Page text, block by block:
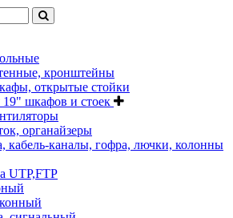
кронштейны
открытые стойки
19" шкафов и стоек
органайзеры
кабель-каналы, гофра, лючки, колонны
UTP,FTP